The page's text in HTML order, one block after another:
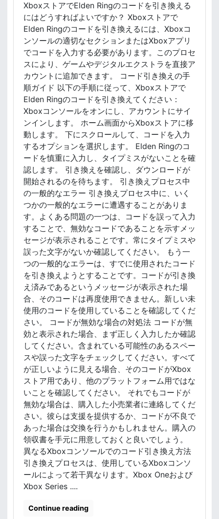
XboxストアでElden Ringのコードを引き換える
にはどうすればよいですか？ Xboxストアで
Elden Ringのコードを引き換えるには、Xboxコ
ンソールの適切なセクションまたはXboxアプリ
でコードを入力する必要があります。このプロセ
スにより、ゲームやデジタルエクストラを直接ア
カウントに追加できます。 コード引き換えの手
順ガイド 以下の手順に従って、Xboxストアで
Elden Ringのコードを引き換えてください：
Xboxコンソールをオンにし、アカウントにサイ
ンインします。 ホーム画面からXboxストアに移
動します。 下にスクロールして、コードを入力
するオプションを選択します。 Elden Ringのコ
ードを慎重に入力し、タイプミスがないことを確
認します。 引き換えを確認し、ダウンロードが
開始されるのを待ちます。 引き換えプロセス中
の一般的なエラー 引き換えプロセス中に、いく
つかの一般的なエラーに遭遇することがありま
す。よくある問題の一つは、コードを誤って入力
することで、無効なコードであることを示すメッ
セージが表示されることです。常にタイプミスや
誤った文字がないか確認してください。 もう一
つの一般的なエラーは、すでに使用されたコード
を引き換えようとすることです。コードが引き換
え済みであるというメッセージが表示された場
合、そのコードは再度使用できません。新しい未
使用のコードを使用していることを確認してくだ
さい。 コードが無効な場合の対処法 コードが無
効と表示された場合、まず正しく入力したか確認
してください。含まれている可能性のあるスペー
スや誤った文字をチェックしてください。すべて
が正しいように見える場合、そのコードがXbox
ストア用であり、他のプラットフォーム用ではな
いことを確認してください。 それでもコードが
無効な場合は、購入した小売業者に連絡してくだ
さい。彼らは支援を提供するか、コードが不良で
あった場合は交換を行うかもしれません。購入の
領収書を手元に用意しておくと良いでしょう。
異なるXboxコンソールでのコード引き換え方法
引き換えプロセスは、使用しているXboxコンソ
ールによって若干異なります。Xbox Oneおよび
Xbox Series ....
Continue reading